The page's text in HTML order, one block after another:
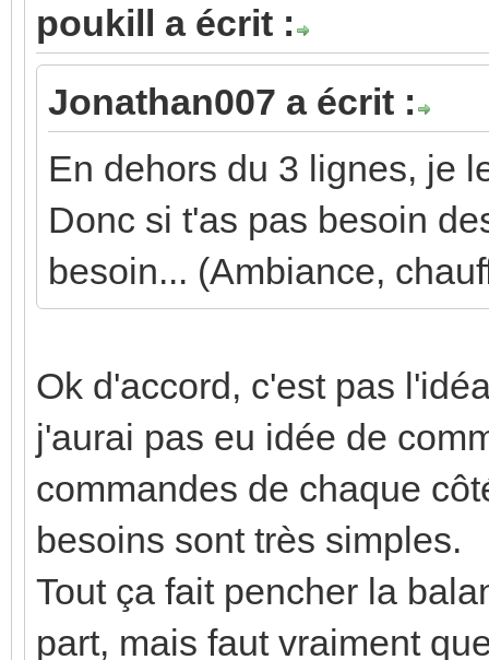
poukill a écrit :
Jonathan007 a écrit :
En dehors du 3 lignes, je
Donc si t'as pas besoin
besoin... (Ambiance,
Ok d'accord, c'est pas
j'aurai pas eu idée de
commandes de chaque
besoins sont très simples.
Tout ça fait pencher la
part, mais faut vraiment